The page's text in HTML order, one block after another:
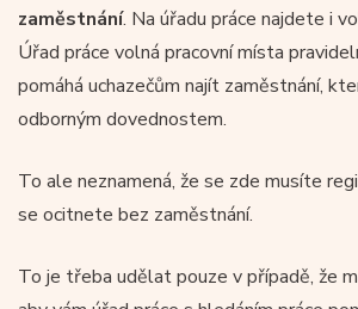
zaměstnání. Na úřadu práce najdete i
Úřad práce volná pracovní místa
pomáhá uchazečům najít zaměstnání,
odborným dovednostem.
To ale neznamená, že se zde musíte
se ocitnete bez zaměstnání.
To je třeba udělat pouze v případě, že